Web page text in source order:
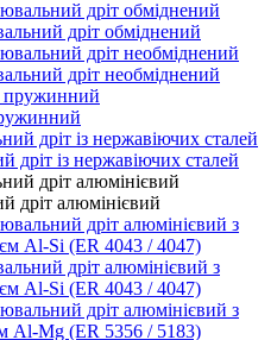
дріт обміднений
дріт необміднений
дріт із нержавіючих сталей
дріт алюмінієвий
дріт алюмінієвий з
Al-Si (ER 4043 / 4047)